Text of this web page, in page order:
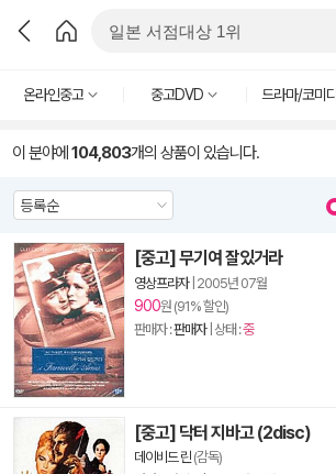
온라인중고 중고DVD 드라마/코미디
이 분야에 104,803개의 상품이 있습니다.
[중고] 무기여 잘있거라
영상프라자| 2005년 07월
900원 (91% 할인)
판매자 :판매자| 상태 :중
[중고] 닥터 지바고 (2disc)
데이비드 린 (감독)